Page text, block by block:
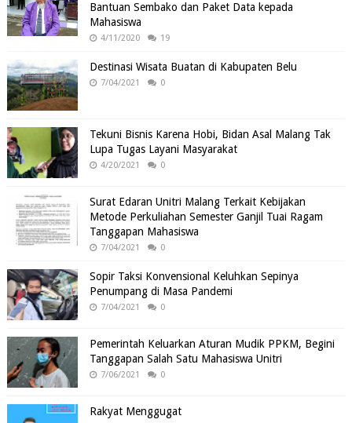
Bantuan Sembako dan Paket Data kepada
Mahasiswa
4/11/2020 19
Destinasi Wisata Buatan di Kabupaten Belu
7/04/2021 0
Tekuni Bisnis Karena Hobi, Bidan Asal Malang Tak
Lupa Tugas Layani Masyarakat
4/20/2021 0
Surat Edaran Unitri Malang Terkait Kebijakan
Metode Perkuliahan Semester Ganjil Tuai Ragam
Tanggapan Mahasiswa
7/04/2021 0
Sopir Taksi Konvensional Keluhkan Sepinya
Penumpang di Masa Pandemi
7/04/2021 0
Pemerintah Keluarkan Aturan Mudik PPKM, Begini
Tanggapan Salah Satu Mahasiswa Unitri
7/06/2021 0
Rakyat Menggugat